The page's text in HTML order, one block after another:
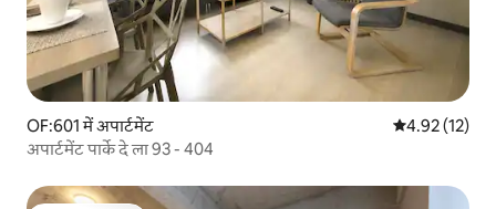
OF:601 में अपार्टमेंट औसत रेटिंग 5 में
4.92 (12)
अपार्टमेंट पार्के दे ला 93 - 404